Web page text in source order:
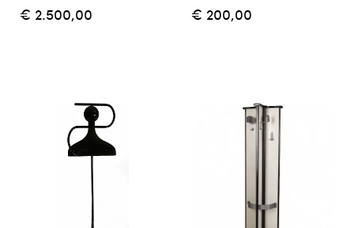
€ 2.500,00 € 200,00